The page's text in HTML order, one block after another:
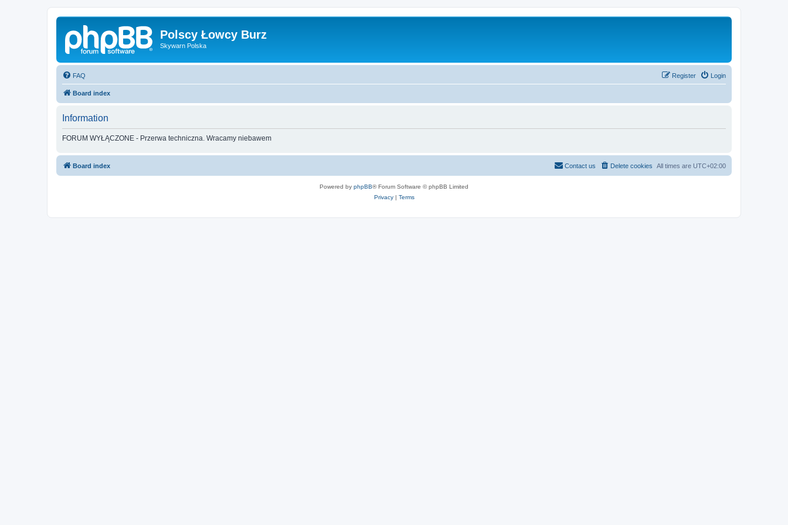
Polscy Łowcy Burz
Skywarn Polska
FAQ Login
Register
Board index
Information
FORUM WYŁĄCZONE - Przerwa techniczna. Wracamy niebawem
Board index All times are UTC+02:00
Delete cookies
Contact us
Powered by phpBB® Forum Software © phpBB Limited
Privacy| Terms